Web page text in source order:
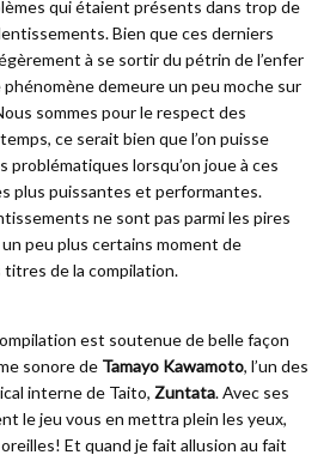
qui étaient présents dans trop de
Bien que ces derniers
à se sortir du pétrin de l’enfer
demeure un peu moche sur
sommes pour le respect des
ce serait bien que l’on puisse
problématiques lorsqu’on joue à ces
plus puissantes et performantes.
ne sont pas parmi les pires
peu plus certains moment de
titres de la compilation.
est soutenue de belle façon
sonore de Tamayo Kawamoto, l’un des
interne de Taito, Zuntata. Avec ses
le jeu vous en mettra plein les yeux,
Et quand je fait allusion au fait